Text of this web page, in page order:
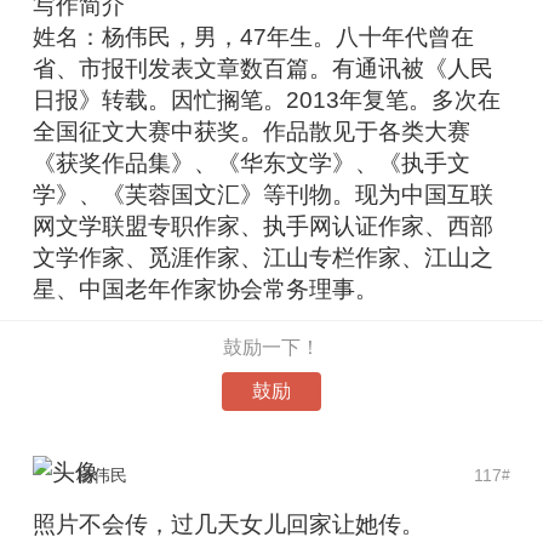
写作简介
姓名：杨伟民，男，47年生。八十年代曾在
省、市报刊发表文章数百篇。有通讯被《人民
日报》转载。因忙搁笔。2013年复笔。多次在
全国征文大赛中获奖。作品散见于各类大赛
《获奖作品集》、《华东文学》、《执手文
学》、《芙蓉国文汇》等刊物。现为中国互联
网文学联盟专职作家、执手网认证作家、西部
文学作家、觅涯作家、江山专栏作家、江山之
星、中国老年作家协会常务理事。
鼓励一下！
鼓励
117#
杨伟民
照片不会传，过几天女儿回家让她传。